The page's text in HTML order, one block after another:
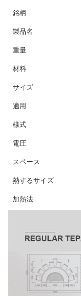
銘柄
製品名
重量
材料
サイズ
適用
様式
電圧
スペース
熱するサイズ
加熱法